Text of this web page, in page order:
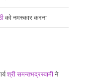
को नमस्कार करना
श्री समन्तभद्रस्वामीने